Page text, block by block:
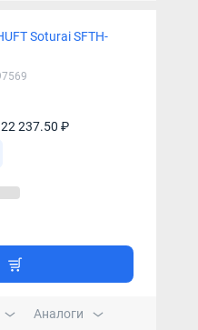
Soturai SFTH-
22 237.50 ₽
Аналоги